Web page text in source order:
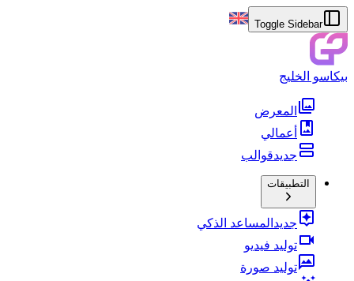
Toggle Sidebar
بيكاسو الخليج
المعرض
أعمالي
جديدقوالب
التطبيقات
جديد المساعد الذكي
توليد فيديو
توليد صورة